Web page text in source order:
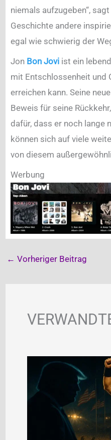
niemals aufzugeben“,
Geschichte andere
egal wie schwierig der
Jon Bon Jovi ist ein
mit Entschlossenheit und
erreichen kann. Seine
Beweis für seine
dafür, dass er noch lange
können sich auf viele
von diesem
Werbung
← Vorheriger Beitrag